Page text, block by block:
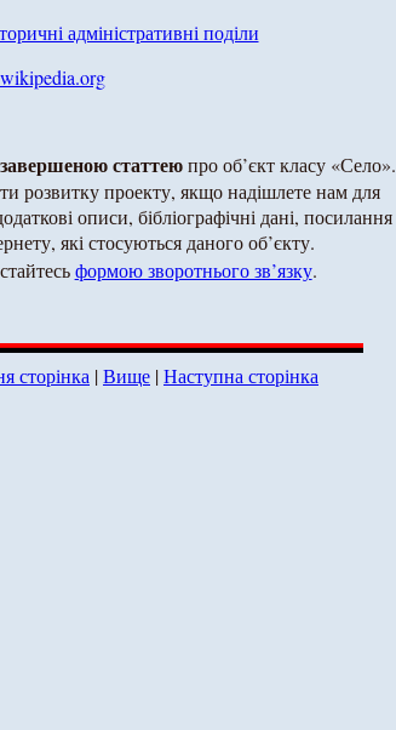
адміністративні поділи
статтеюпро об’єкт класу «Село».
розвитку проекту, якщо надішлете нам для
описи, бібліографічні дані, посилання
які стосуються даного об’єкту.
формою зворотнього зв’язку.
сторінка |Вище |Наступна сторінка